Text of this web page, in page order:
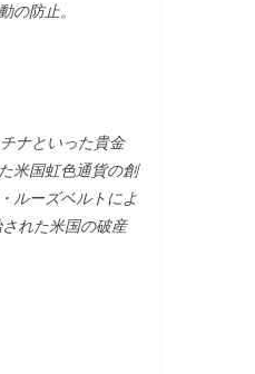
の防止。
ナといった貴金
米国虹色通貨の創
ルーズベルトによ
れた米国の破産